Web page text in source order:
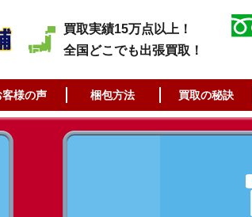
買取実績15万点以上！
全国どこでも出張買取！
客様の声 梱包方法 買取の秘訣